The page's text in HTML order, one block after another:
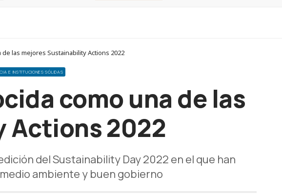
las mejores Sustainability Actions 2022
E INSTITUCIONES SÓLIDAS
como una de las
Actions 2022
del Sustainability Day 2022 en el que han
ambiente y buen gobierno